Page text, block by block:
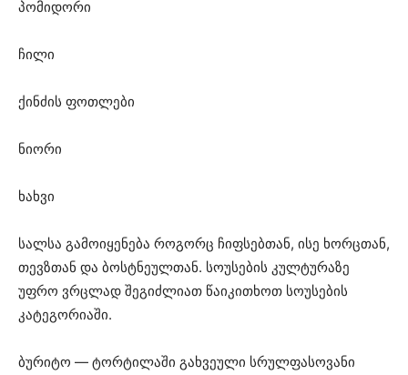
პომიდორი
ჩილი
ქინძის ფოთლები
ნიორი
ხახვი
სალსა გამოიყენება როგორც ჩიფსებთან, ისე ხორცთან,
თევზთან და ბოსტნეულთან. სოუსების კულტურაზე
უფრო ვრცლად შეგიძლიათ წაიკითხოთ სოუსების
კატეგორიაში.
ბურიტო — ტორტილაში გახვეული სრულფასოვანი